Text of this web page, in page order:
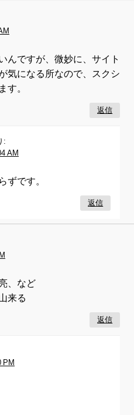
んですが、微妙に、サイト
気になる所なので、スクシ
す。
返信
:
AM
ずです。
返信
、など
来る
返信
PM